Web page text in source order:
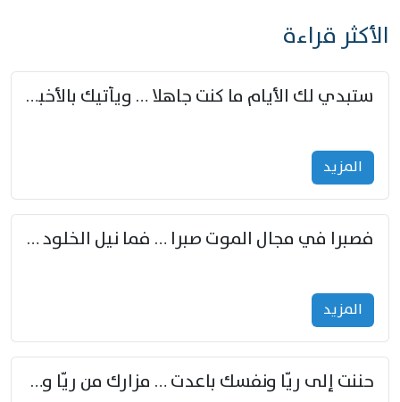
الأكثر قراءة
ستبدي لك الأيام ما كنت جاهلا … ويأتيك بالأخبار من لم تزوّد
المزید
فصبرا في مجال الموت صبرا … فما نيل الخلود بمستطاع
المزید
حننت إلى ريّا ونفسك باعدت … مزارك من ريّا وشعباكما معا